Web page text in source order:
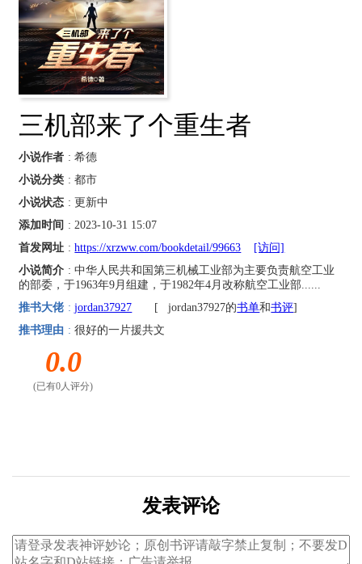
三机部来了个重生者
小说作者 : 希德
小说分类 : 都市
小说状态 : 更新中
添加时间 : 2023-10-31 15:07
首发网址 :https://xrzww.com/bookdetail/99663
[访问]
小说简介 : 中华人民共和国第三机械工业部为主要负责航空工业
的部委，于1963年9月组建，于1982年4月改称航空工业部......
推书大佬 : jordan37927 [ jordan37927的书单和书评]
推书理由 : 很好的一片援共文
0.0
(已有0人评分)
发表评论